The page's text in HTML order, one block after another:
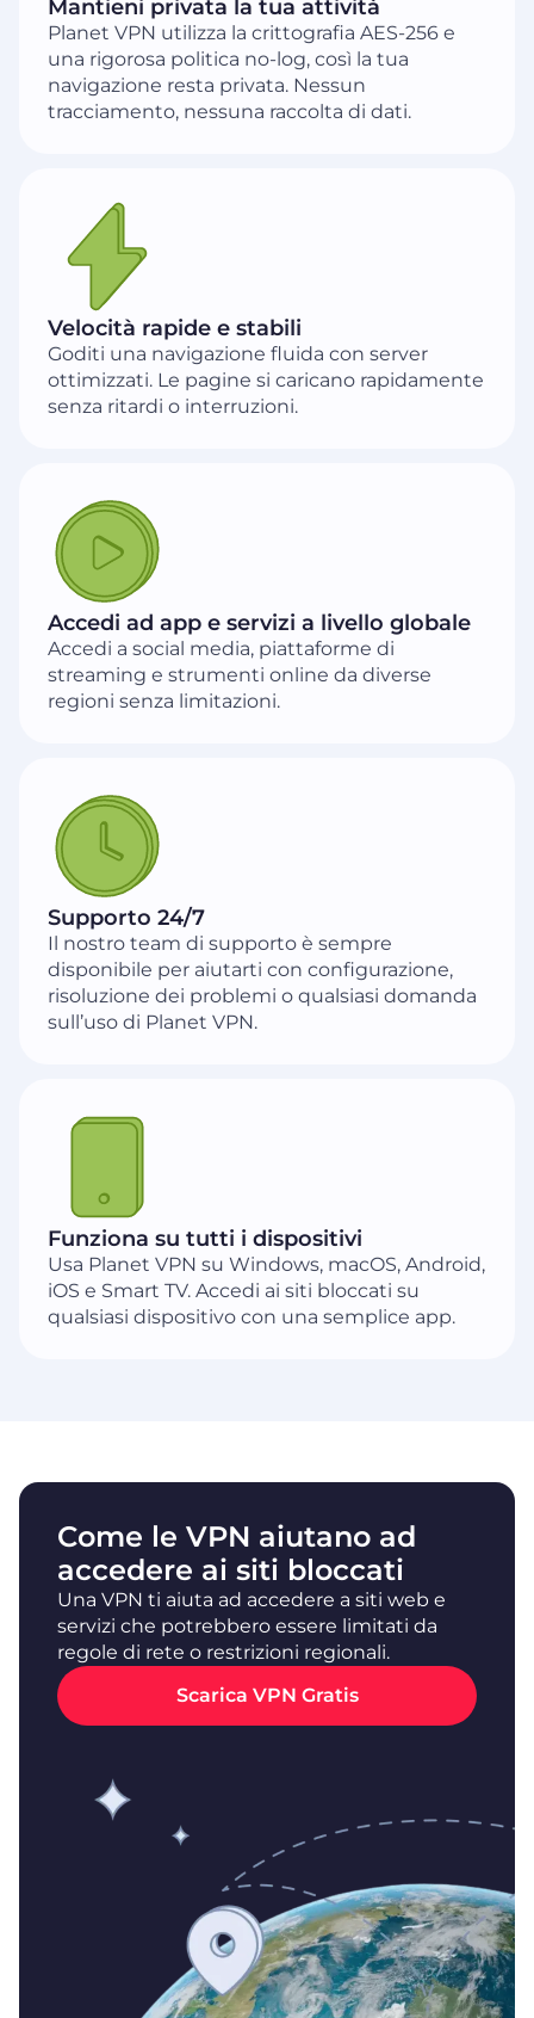
Mantieni privata la tua attività
Planet VPN utilizza la crittografia AES-256 e
una rigorosa politica no-log, così la tua
navigazione resta privata. Nessun
tracciamento, nessuna raccolta di dati.
Velocità rapide e stabili
Goditi una navigazione fluida con server
ottimizzati. Le pagine si caricano rapidamente
senza ritardi o interruzioni.
Accedi ad app e servizi a livello globale
Accedi a social media, piattaforme di
streaming e strumenti online da diverse
regioni senza limitazioni.
Supporto 24/7
Il nostro team di supporto è sempre
disponibile per aiutarti con configurazione,
risoluzione dei problemi o qualsiasi domanda
sull’uso di Planet VPN.
Funziona su tutti i dispositivi
Usa Planet VPN su Windows, macOS, Android,
iOS e Smart TV. Accedi ai siti bloccati su
qualsiasi dispositivo con una semplice app.
Come le VPN aiutano ad
accedere ai siti bloccati
Una VPN ti aiuta ad accedere a siti web e
servizi che potrebbero essere limitati da
regole di rete o restrizioni regionali.
Scarica VPN Gratis